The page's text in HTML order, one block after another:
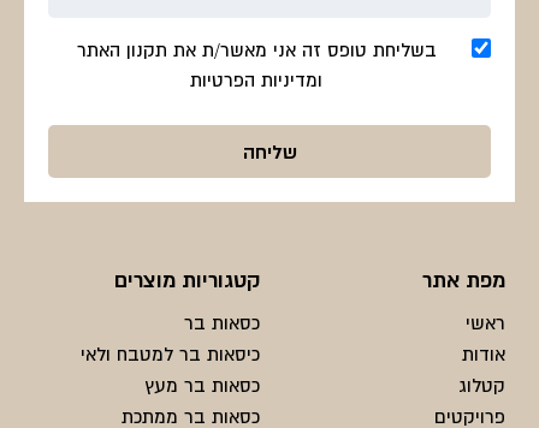
מפת אתר
ראשי
אודות
קטלוג
פרויקטים
קטגוריות מוצרים
כסאות בר
כיסאות בר למטבח ולאי
כסאות בר מעץ
כסאות בר ממתכת
בשליחת טופס זה אני מאשר/ת את תקנון האתר
ומדיניות הפרטיות